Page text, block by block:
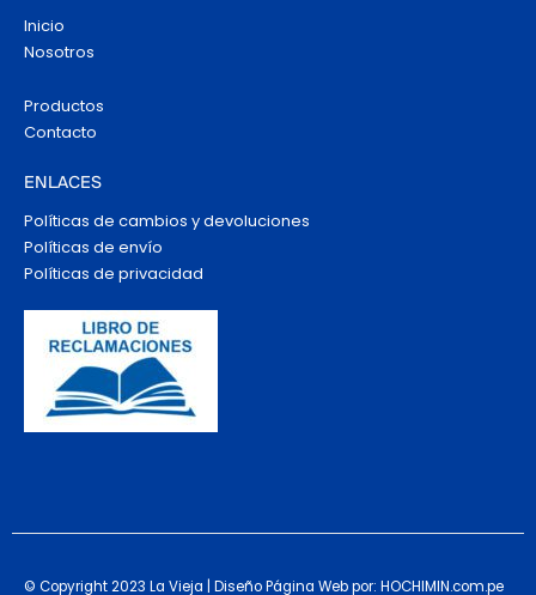
Inicio
Nosotros
Productos
Contacto
ENLACES
Políticas de cambios y devoluciones
Políticas de envío
Políticas de privacidad
© Copyright 2023 La Vieja | Diseño Página Web por: HOCHIMIN.com.pe